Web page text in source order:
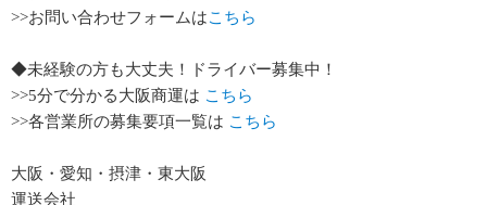
>>お問い合わせフォームはこちら
◆未経験の方も大丈夫！ドライバー募集中！
>>5分で分かる大阪商運は こちら
>>各営業所の募集要項一覧は こちら
大阪・愛知・摂津・東大阪
運送会社